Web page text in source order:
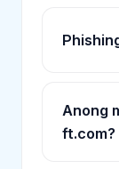
Anong
ft.com?